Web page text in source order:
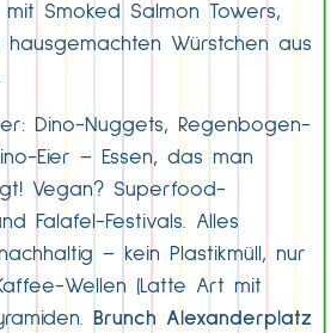
Smoked Salmon Towers,
Würstchen aus
Dino-Nuggets, Regenbogen-
Eier – Essen, das man
Vegan? Superfood-
Falafel-Festivals. Alles
– kein Plastikmüll, nur
Wellen (Latte Art mit
Brunch Alexanderplatz